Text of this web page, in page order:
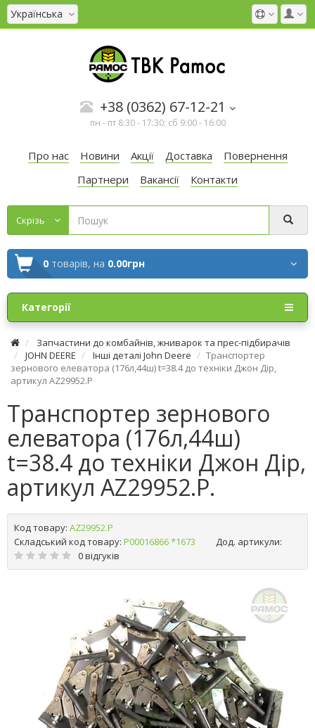
Українська
+38 (0362) 67-12-21
пн - пт 8:30 - 17:30; сб 9:00 - 16:00
Про нас Новини Акції Доставка
Повернення
Партнери
Вакансії Контакти
Cкрізь
0 товарів, на 0.00грн
Категорії
Запчастини до комбайнів, жниварок та прес-підбирачів
JOHN DEERE
Інші деталі John Deere
Транспортер
зернового елеватора (176л,44ш) t=38.4 до техніки Джон Дір,
артикул AZ29952.P
Транспортер зернового
елеватора (176л,44ш)
t=38.4 до техніки Джон Дір,
артикул AZ29952.P.
Код товару: AZ29952.P
Складський код товару: Р00016866 *1673
Дод. артикули:
0 відгуків